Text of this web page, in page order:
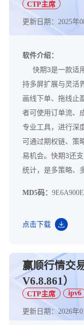
CTP主席
更新日期：2025年
软件介绍：
快期3是一款适
持多屏扩展与灵活
画线下单、拖线止
者可使用订单流、
专业工具，进行深
可通过期权链、策
易机会。快期3还
统计，是多策略、
MD5码：
点击下载
赢顺行情交
V6.8.861）
CTP主席 ipv6
更新日期：2026年